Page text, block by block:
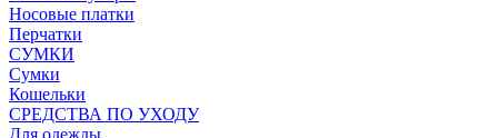
Носовые платки
Перчатки
СУМКИ
Сумки
Кошельки
CРЕДСТВА ПО УХОДУ
Для одежды